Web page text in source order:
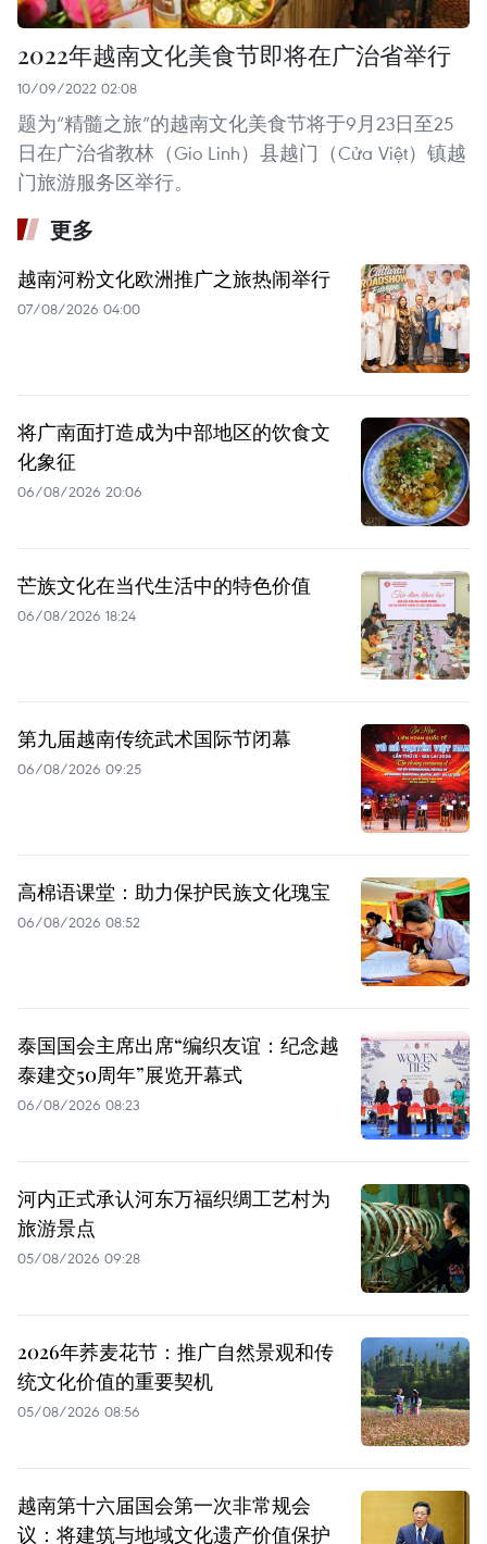
2022年越南文化美食节即将在广治省举行
10/09/2022 02:08
题为“精髓之旅”的越南文化美食节将于9月23日至25
日在广治省教林（Gio Linh）县越门（Cửa Việt）镇越
门旅游服务区举行。
更多
越南河粉文化欧洲推广之旅热闹举行
07/08/2026 04:00
将广南面打造成为中部地区的饮食文
化象征
06/08/2026 20:06
芒族文化在当代生活中的特色价值
06/08/2026 18:24
第九届越南传统武术国际节闭幕
06/08/2026 09:25
高棉语课堂：助力保护民族文化瑰宝
06/08/2026 08:52
泰国国会主席出席“编织友谊：纪念越
泰建交50周年”展览开幕式
06/08/2026 08:23
河内正式承认河东万福织绸工艺村为
旅游景点
05/08/2026 09:28
2026年荞麦花节：推广自然景观和传
统文化价值的重要契机
05/08/2026 08:56
越南第十六届国会第一次非常规会
议：将建筑与地域文化遗产价值保护